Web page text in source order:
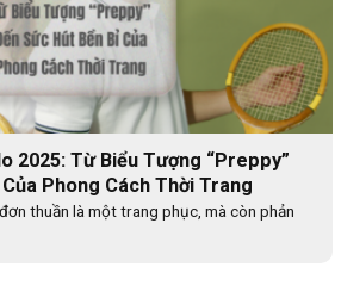
2025: Từ Biểu Tượng “Preppy”
Phong Cách Thời Trang
thuần là một trang phục, mà còn phản